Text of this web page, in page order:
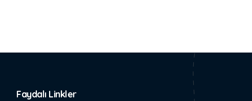
Faydalı Linkler